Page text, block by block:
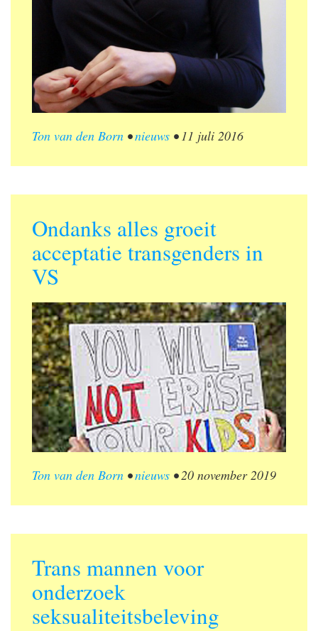
Ton van den Born •nieuws • 11 juli 2016
Ondanks alles groeit
acceptatie transgenders in
VS
Ton van den Born •nieuws •20 november 2019
Trans mannen voor
onderzoek
seksualiteitsbeleving